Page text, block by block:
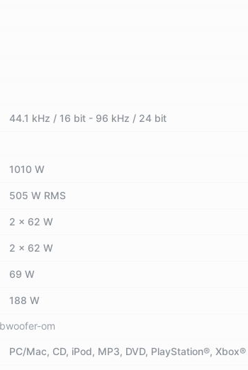
44.1 kHz / 16 bit - 96 kHz / 24 bit
1010 W
505 W RMS
2 x 62 W
2 x 62 W
69 W
188 W
om
PC/Mac, CD, iPod, MP3, DVD, PlayStation®, Xbox®